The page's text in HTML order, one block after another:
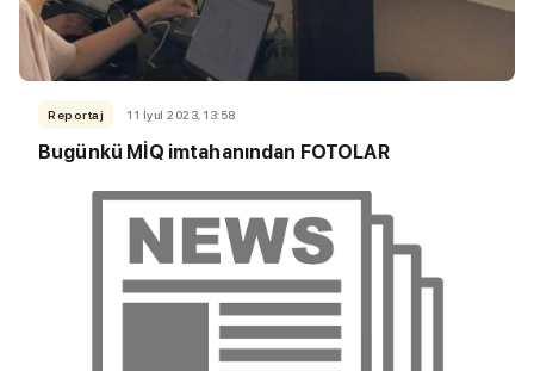
Reportaj 11 İyul 2023, 13:58
Bugünkü MİQ imtahanından FOTOLAR